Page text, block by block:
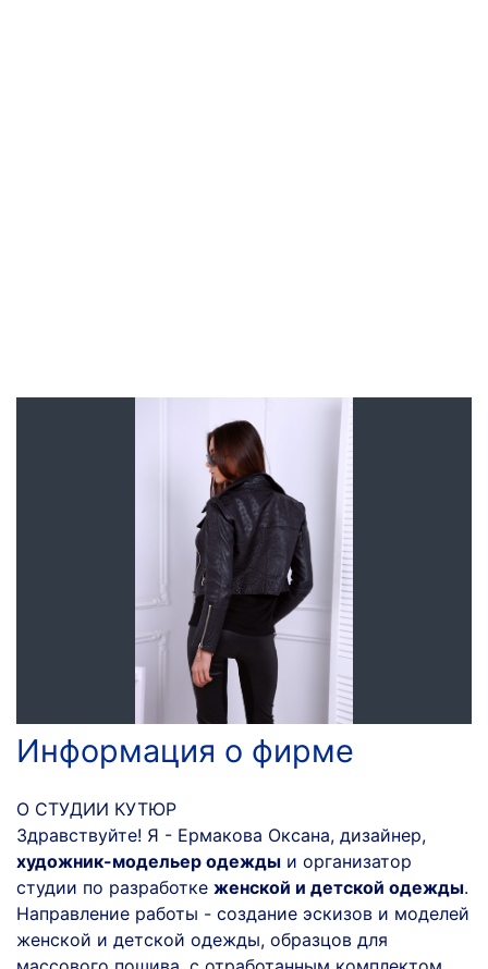
Информация о фирме
О СТУДИИ КУТЮР
Здравствуйте! Я - Ермакова Оксана, дизайнер,
художник-модельер одежды и организатор
студии по разработке женской и детской одежды.
Направление работы - создание эскизов и моделей
женской и детской одежды, образцов для